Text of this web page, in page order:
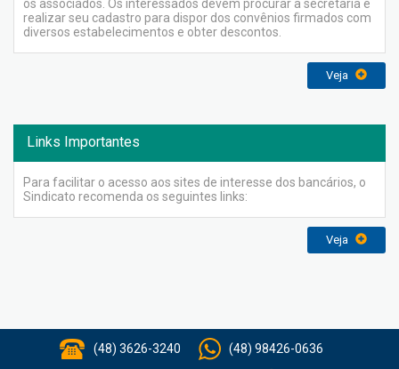
os associados. Os interessados devem procurar a secretaria e
realizar seu cadastro para dispor dos convênios firmados com
diversos estabelecimentos e obter descontos.
Veja
Links Importantes
Para facilitar o acesso aos sites de interesse dos bancários, o
Sindicato recomenda os seguintes links:
Veja
(48) 3626-3240 (48) 98426-0636